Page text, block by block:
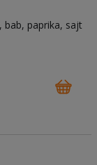
bab paprika sajt